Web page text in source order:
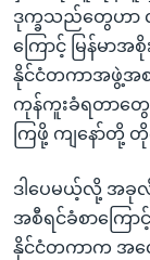
ဒုက္ခသည်တွေဟာ
ကြောင့် မြန်မာ
နိုင်ငံတကာအဖွဲ့အ
ကုန်ကူးခံရတာတွေ
ကြဖို့ ကျနော်တို့
ဒါပေမယ့်လို့ အခုလို
အစီရင်ခံစာကြေ
နိုင်ငံတကာက အလ